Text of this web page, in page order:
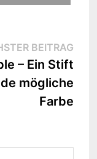
BEITRAG
– Ein Stift
mögliche
Farbe